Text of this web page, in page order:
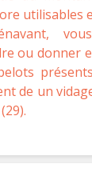
utilisables
ou donner
de un